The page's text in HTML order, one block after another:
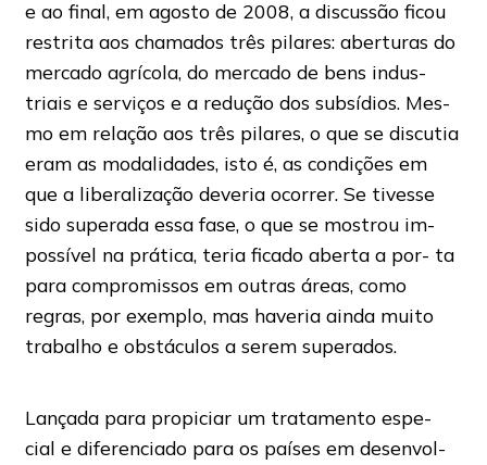
e ao final, em agosto de 2008, a discussão ficou
restrita aos chamados três pilares: aberturas do
mercado agrícola, do mercado de bens indus-
triais e serviços e a redução dos subsídios. Mes-
mo em relação aos três pilares, o que se discutia
eram as modalidades, isto é, as condições em
que a liberalização deveria ocorrer. Se tivesse
sido superada essa fase, o que se mostrou im-
possível na prática, teria ficado aberta a por- ta
para compromissos em outras áreas, como
regras, por exemplo, mas haveria ainda muito
trabalho e obstáculos a serem superados.
Lançada para propiciar um tratamento espe-
cial e diferenciado para os países em desenvol-